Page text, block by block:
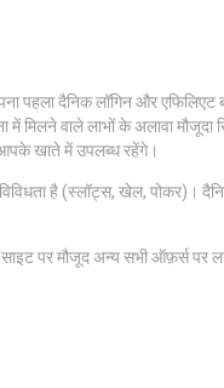
दैनिक लॉगिन और
वाले लाभों के अलावा
खाते में उपलब्ध रहेंगे।
है (स्लॉट्स, खेल,
मौजूद अन्य सभी ऑफ़र्स पर लागू